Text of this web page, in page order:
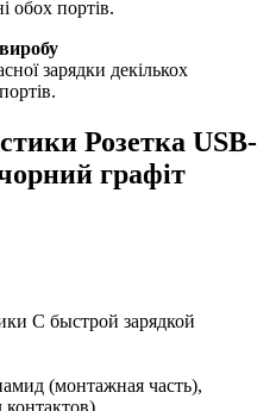
обох портів.
зарядки декількох
Розетка USB-
графіт
С быстрой зарядкой
(монтажная часть),